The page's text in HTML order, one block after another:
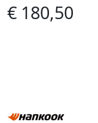
€ 180,50